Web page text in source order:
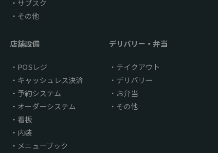
サブスク
その他
店舗設備
POSレジ
キャッシュレス決済
予約システム
オーダーシステム
看板
内装
メニューブック
デリバリー・弁当
テイクアウト
デリバリー
お弁当
その他